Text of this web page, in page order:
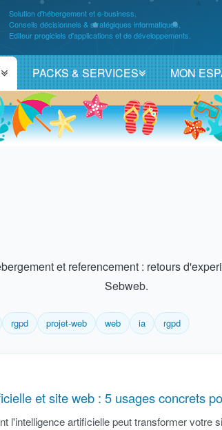
Solution d'hébergement et e-business,
Conseils décisionnels & stratégiques informatiques,
Editeur progiciels d'applications et de développements.
Atelier
PACKS & SERVICES MON
et referencement : retours
Sebweb.
rgpd projet-web web ia rgpd
et site web : 5 usages concrets
l'intelligence artificielle peut transformer votre